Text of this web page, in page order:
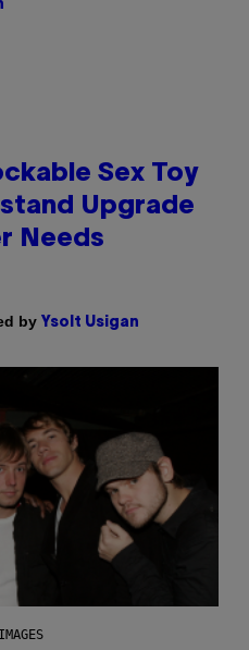
Sex Toy
Upgrade
Needs
by Ysolt Usigan